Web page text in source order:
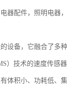
器配件，照明电器
设备，它融合了多
）技术的速度传感
体积小、功耗低、